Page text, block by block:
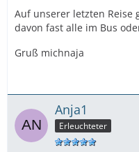
Auf unserer letzten Reise
davon fast alle im Bus
Gruß michnaja
Anja1
Erleuchteter